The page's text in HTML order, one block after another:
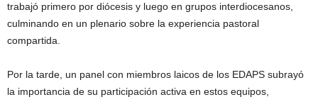
trabajó primero por diócesis y luego en grupos interdiocesanos,
culminando en un plenario sobre la experiencia pastoral
compartida.
Por la tarde, un panel con miembros laicos de los EDAPS subrayó
la importancia de su participación activa en estos equipos,